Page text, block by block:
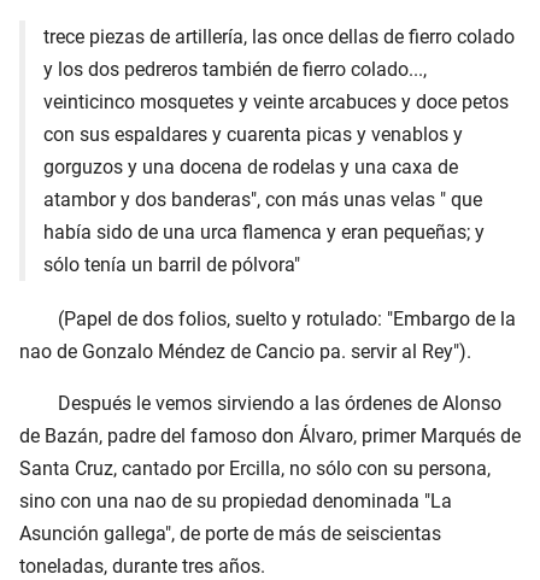
trece piezas de artillería, las once dellas de fierro colado
y los dos pedreros también de fierro colado...,
veinticinco mosquetes y veinte arcabuces y doce petos
con sus espaldares y cuarenta picas y venablos y
gorguzos y una docena de rodelas y una caxa de
atambor y dos banderas", con más unas velas " que
había sido de una urca flamenca y eran pequeñas; y
sólo tenía un barril de pólvora"
(Papel de dos folios, suelto y rotulado: "Embargo de la
nao de Gonzalo Méndez de Cancio pa. servir al Rey").
Después le vemos sirviendo a las órdenes de Alonso
de Bazán, padre del famoso don Álvaro, primer Marqués de
Santa Cruz, cantado por Ercilla, no sólo con su persona,
sino con una nao de su propiedad denominada "La
Asunción gallega", de porte de más de seiscientas
toneladas, durante tres años.